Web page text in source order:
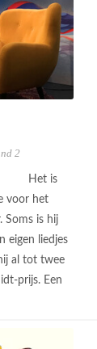
2
Het is
voor het
Soms is hij
eigen liedjes
al tot twee
prijs. Een